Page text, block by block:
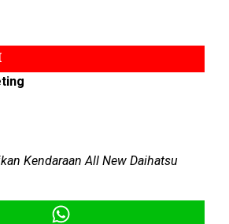
Kendaraan All New Daihatsu